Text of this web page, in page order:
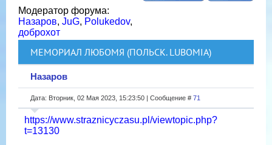
Модератор форума:
Назаров, JuG, Polukedov,
доброхот
МЕМОРИАЛ ЛЮБОМЯ (ПОЛЬСК. LUBOMIA)
Назаров
Дата: Вторник, 02 Мая 2023, 15:23:50 | Сообщение # 71
https://www.straznicyczasu.pl/viewtopic.php?
t=13130